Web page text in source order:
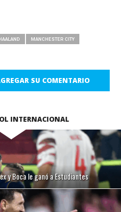
MANCHESTER CITY
SU COMENTARIO
INTERNACIONAL
y Boca le ganó a Estudiantes